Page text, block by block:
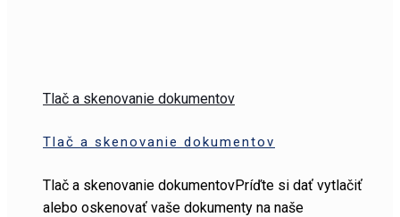
Tlač a skenovanie dokumentov
Tlač a skenovanie dokumentov
Tlač a skenovanie dokumentovPríďte si dať vytlačiť
alebo oskenovať vaše dokumenty na naše